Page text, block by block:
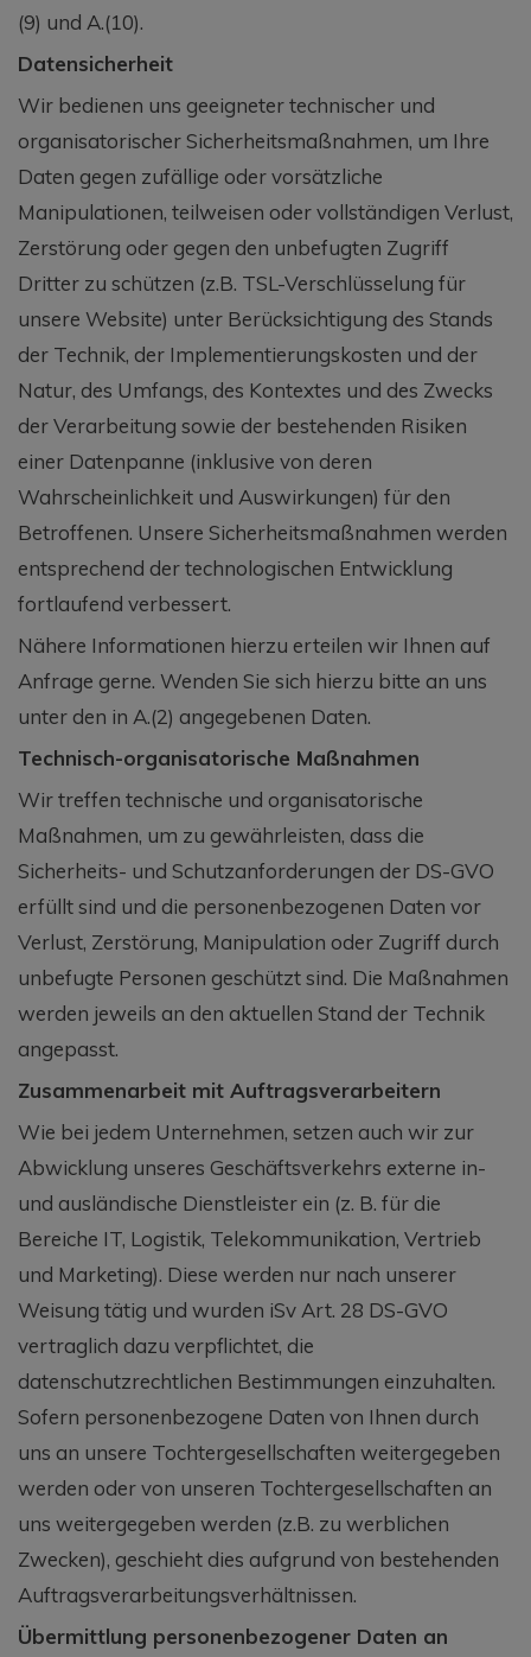
(9) und A.(10).
Datensicherheit
Wir bedienen uns geeigneter technischer und
organisatorischer Sicherheitsmaßnahmen, um Ihre
Daten gegen zufällige oder vorsätzliche
Manipulationen, teilweisen oder vollständigen Verlust,
Zerstörung oder gegen den unbefugten Zugriff
Dritter zu schützen (z.B. TSL-Verschlüsselung für
unsere Website) unter Berücksichtigung des Stands
der Technik, der Implementierungskosten und der
Natur, des Umfangs, des Kontextes und des Zwecks
der Verarbeitung sowie der bestehenden Risiken
einer Datenpanne (inklusive von deren
Wahrscheinlichkeit und Auswirkungen) für den
Betroffenen. Unsere Sicherheitsmaßnahmen werden
entsprechend der technologischen Entwicklung
fortlaufend verbessert.
Nähere Informationen hierzu erteilen wir Ihnen auf
Anfrage gerne. Wenden Sie sich hierzu bitte an uns
unter den in A.(2) angegebenen Daten.
Technisch-organisatorische Maßnahmen
Wir treffen technische und organisatorische
Maßnahmen, um zu gewährleisten, dass die
Sicherheits- und Schutzanforderungen der DS-GVO
erfüllt sind und die personenbezogenen Daten vor
Verlust, Zerstörung, Manipulation oder Zugriff durch
unbefugte Personen geschützt sind. Die Maßnahmen
werden jeweils an den aktuellen Stand der Technik
angepasst.
Zusammenarbeit mit Auftragsverarbeitern
Wie bei jedem Unternehmen, setzen auch wir zur
Abwicklung unseres Geschäftsverkehrs externe in-
und ausländische Dienstleister ein (z. B. für die
Bereiche IT, Logistik, Telekommunikation, Vertrieb
und Marketing). Diese werden nur nach unserer
Weisung tätig und wurden iSv Art. 28 DS-GVO
vertraglich dazu verpflichtet, die
datenschutzrechtlichen Bestimmungen einzuhalten.
Sofern personenbezogene Daten von Ihnen durch
uns an unsere Tochtergesellschaften weitergegeben
werden oder von unseren Tochtergesellschaften an
uns weitergegeben werden (z.B. zu werblichen
Zwecken), geschieht dies aufgrund von bestehenden
Auftragsverarbeitungsverhältnissen.
Übermittlung personenbezogener Daten an